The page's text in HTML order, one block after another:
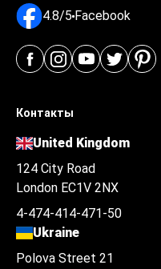
4.8/5 Facebook
Контакты
United Kingdom
124 City Road
London EC1V 2NX
4-474-414-471-50
Ukraine
Polova Street 21